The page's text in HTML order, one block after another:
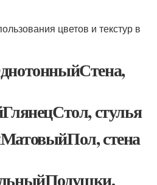
цветов и текстур в
стулья
стена